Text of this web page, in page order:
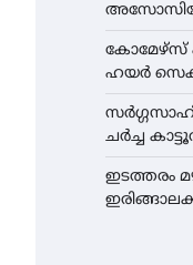
ഹയർ
ചർച്ച
ഇടത്തരം